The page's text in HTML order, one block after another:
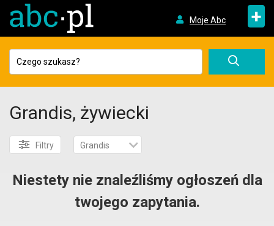
Moje Abc +
Grandis, żywiecki
Filtry Grandis
Niestety nie znaleźliśmy ogłoszeń dla
twojego zapytania.